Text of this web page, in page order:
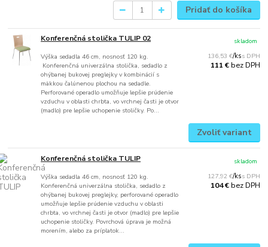
Pridať do košíka
Konferenčná stolička TULIP 02
Výška sedadla 46 cm, nosnosť 120 kg.
Konferenčná univerzálna stolička, sedadlo z
ohýbanej bukovej preglejky v kombinácií s
mäkkou čalúnenou plochou na sedadle.
Perforované operadlo umožňuje lepšie prúdenie
vzduchu v oblasti chrbta, vo vrchnej časti je otvor
(madlo) pre lepšie uchopenie stoličky. Po...
136,53 €/ks
111 €bez DPH
skladom
Zvoliť variant
Konferenčná stolička TULIP
Výška sedadla 46 cm, nosnosť 120 kg.
Konferenčná univerzálna stolička, sedadlo z
ohýbanej bukovej preglejky, perforované operadlo
umožňuje lepšie prúdenie vzduchu v oblasti
chrbta, vo vrchnej časti je otvor (madlo) pre lepšie
uchopenie stoličky. Povrchová úprava je možná
morením, alebo za príplatok...
127,92 €/ks
104 €bez DPH
skladom